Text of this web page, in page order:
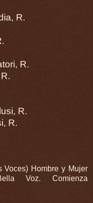
R.
R.
R.
R.
Voces) Hombre y Mujer
Voz. Comienza